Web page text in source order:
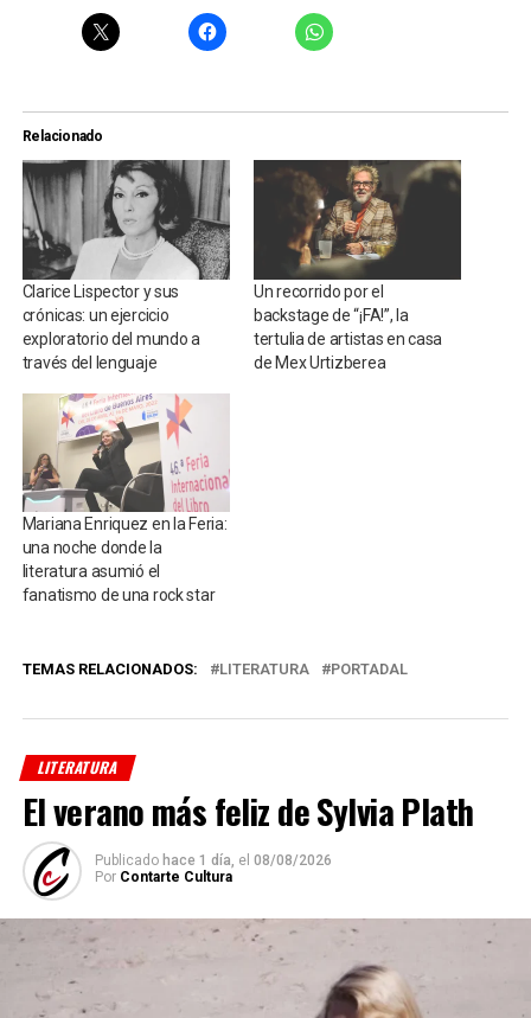
Relacionado
Clarice Lispector y sus
crónicas: un ejercicio
exploratorio del mundo a
través del lenguaje
Un recorrido por el
backstage de “¡FA!”, la
tertulia de artistas en casa
de Mex Urtizberea
Mariana Enriquez en la Feria:
una noche donde la
literatura asumió el
fanatismo de una rock star
TEMAS RELACIONADOS: LITERATURA PORTADAL
LITERATURA
El verano más feliz de Sylvia Plath
Publicado hace 1 día, el 08/08/2026
Por Contarte Cultura